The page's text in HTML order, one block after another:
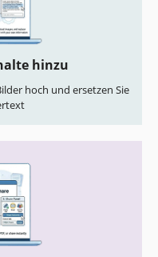
hinzu
hoch und ersetzen Sie